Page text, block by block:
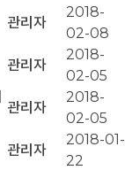
관리자
2018-
02-08
관리자
2018-
02-05
관리자
2018-
02-05
관리자
2018-01-
22